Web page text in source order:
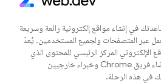
في إنشاء مواقع إلكترونية رائعة وسريعة
عبر المتصفحات ولجميع المستخدمين. يُعدّ
الإلكتروني المركز الرئيسي للمحتوى الذي
كتبه أعضاء فريق Chrome وخبراء خارجيين
في هذه الرحلة.